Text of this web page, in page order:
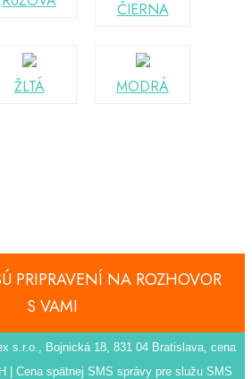
ČIERNA
ŽLTÁ MODRÁ
PRIPRAVENÍ NA ROZHOVOR
S VAMI
s.r.o., Bojnická 18, 831 04 Bratislava, cena
| Cena spätnej SMS správy pre služu SMS